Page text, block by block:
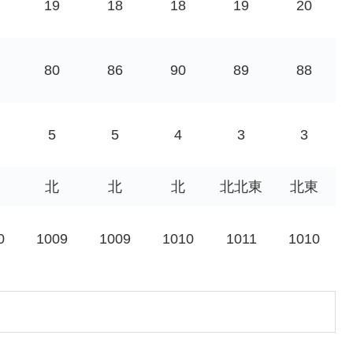
19 18 18 19 20
80 86 90 89 88
5 5 4 3 3
北 北 北 北北東 北東
1009 1009 1010 1011 1010